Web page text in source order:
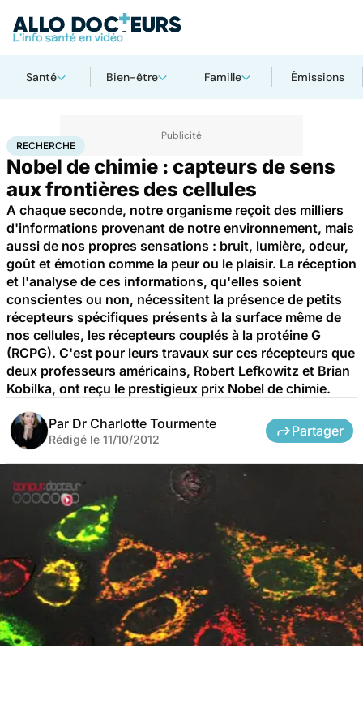
Santé Bien-être Famille Émissions
AccueilSantéMaladies Recherche
RECHERCHE
Nobel de chimie : capteurs de sens
aux frontières des cellules
A chaque seconde, notre organisme reçoit des milliers
d'informations provenant de notre environnement, mais
aussi de nos propres sensations : bruit, lumière, odeur,
goût et émotion comme la peur ou le plaisir. La réception
et l'analyse de ces informations, qu'elles soient
conscientes ou non, nécessitent la présence de petits
récepteurs spécifiques présents à la surface même de
nos cellules, les récepteurs couplés à la protéine G
(RCPG). C'est pour leurs travaux sur ces récepteurs que
deux professeurs américains, Robert Lefkowitz et Brian
Kobilka, ont reçu le prestigieux prix Nobel de chimie.
Par Dr Charlotte Tourmente
Rédigé le 11/10/2012
Partager